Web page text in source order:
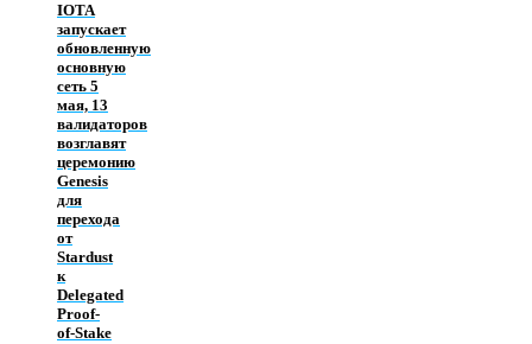
IOTA
запускает
обновленную
основную
сеть 5
мая, 13
валидаторов
возглавят
церемонию
Genesis
для
перехода
от
Stardust
к
Delegated
Proof-
of-Stake